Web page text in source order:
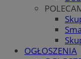
OGŁOSZENIA